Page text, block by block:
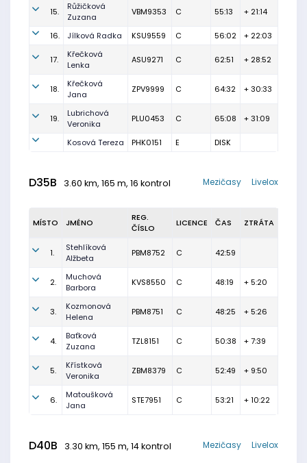
15.
Růžičková
Zuzana
VBM9353 C 55:13 + 21:14
16. Jílková Radka KSU9559 C 56:02 + 22:03
17.
Křečková
Lenka
ASU9271 C 62:51 + 28:52
18.
Křečková
Jana
ZPV9999 C 64:32 + 30:33
19.
Lubrichová
Veronika
PLU0453 C 65:08 + 31:09
Kosová Tereza PHK0151 E DISK
D35B 3.60 km, 165 m, 16 kontrol Livelox
Mezičasy
MÍSTO JMÉNO
REG.
ČÍSLO
LICENCE ČAS ZTRÁTA
1.
Stehlíková
Alžbeta
PBM8752 C 42:59
2.
Muchová
Barbora
KVS8550 C 48:19 + 5:20
3.
Kozmonová
Helena
PBM8751 C 48:25 + 5:26
4.
Baťková
Zuzana
TZL8151 C 50:38 + 7:39
5.
Křístková
Veronika
ZBM8379 C 52:49 + 9:50
6.
Matoušková
Jana
STE7951 C 53:21 + 10:22
D40B 3.30 km, 155 m, 14 kontrol Livelox
Mezičasy